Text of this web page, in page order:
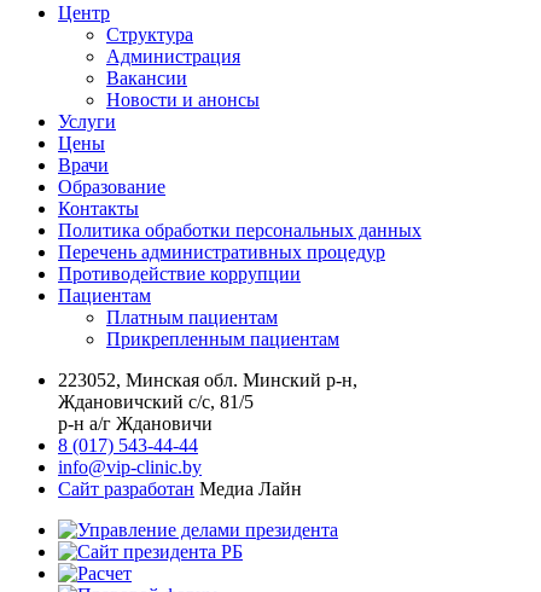
Центр
Структура
Администрация
Вакансии
Новости и анонсы
Услуги
Цены
Врачи
Образование
Контакты
Политика обработки персональных данных
Перечень административных процедур
Противодействие коррупции
Пациентам
Платным пациентам
Прикрепленным пациентам
223052, Минская обл. Минский р-н,
Ждановичский с/с, 81/5
р-н а/г Ждановичи
8 (017) 543-44-44
info@vip-clinic.by
Сайт разработан Медиа Лайн